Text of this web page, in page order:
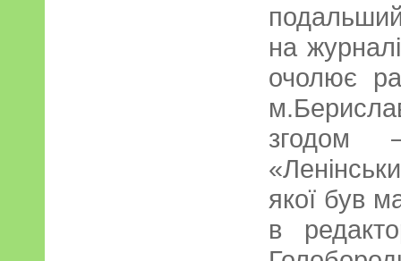
на
очолює
згодом
якої був
в